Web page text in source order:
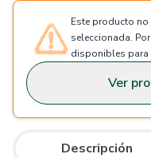
Este producto no
seleccionada.
disponibles para
Ver
Descripción